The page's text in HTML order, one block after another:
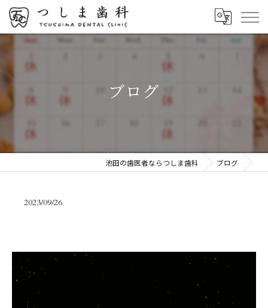
ブログ
池田の歯医者ならつしま歯科 ブログ
2023/09/26